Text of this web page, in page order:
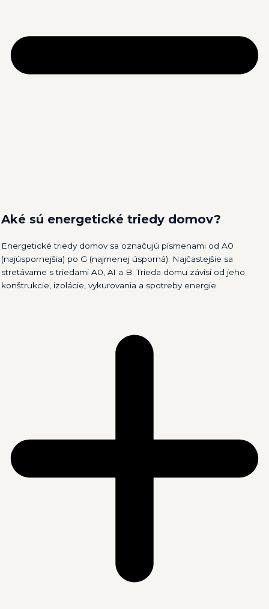
Aké sú energetické triedy domov?
Energetické triedy domov sa označujú písmenami od A0
(najúspornejšia) po G (najmenej úsporná). Najčastejšie sa
stretávame s triedami A0, A1 a B. Trieda domu závisí od jeho
konštrukcie, izolácie, vykurovania a spotreby energie.